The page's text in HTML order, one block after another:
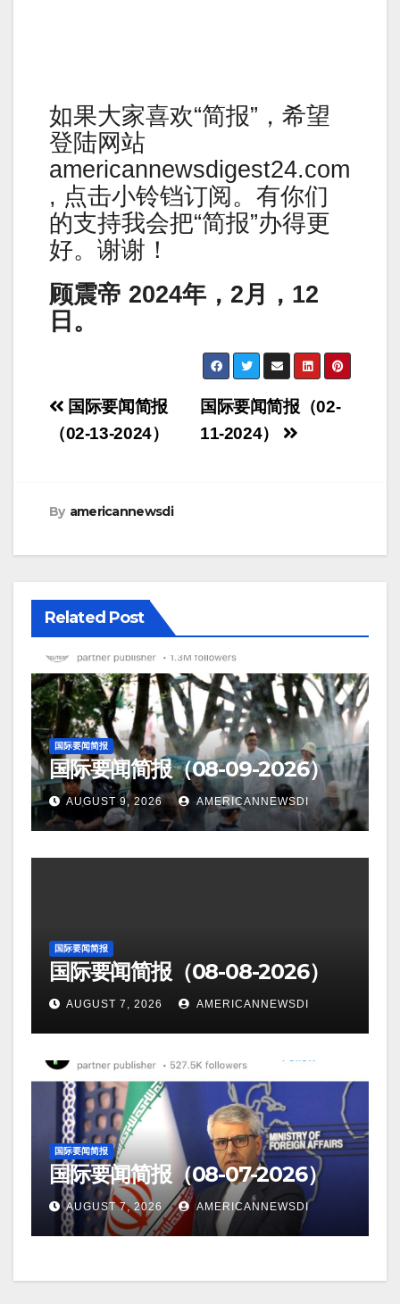
如果大家喜欢“简报”，希望
登陆网站
americannewsdigest24.com
, 点击小铃铛订阅。有你们
的支持我会把“简报”办得更
好。谢谢！
顾震帝 2024年，2月，12
日。
Post
navigation
国际要闻简报（02-
11-2024）
国际要闻简报
（02-13-2024）
By americannewsdi
Related Post
国际要闻简报
国际要闻简报（08-09-2026）
AUGUST 9, 2026 AMERICANNEWSDI
国际要闻简报
国际要闻简报（08-08-2026）
AUGUST 7, 2026 AMERICANNEWSDI
国际要闻简报
国际要闻简报（08-07-2026）
AUGUST 7, 2026 AMERICANNEWSDI